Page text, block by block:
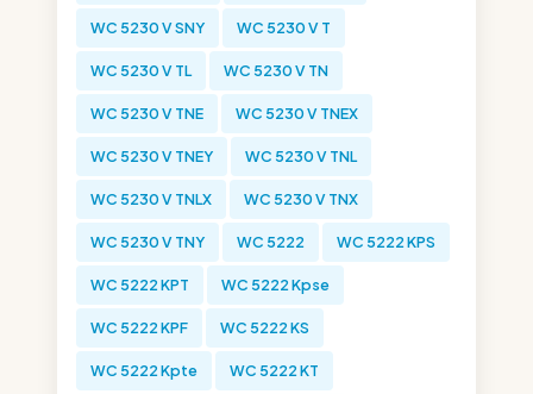
WC 5230 V SNY WC 5230 V T
WC 5230 V TL WC 5230 V TN
WC 5230 V TNE WC 5230 V TNEX
WC 5230 V TNEY WC 5230 V TNL
WC 5230 V TNLX WC 5230 V TNX
WC 5230 V TNY WC 5222 WC 5222 KPS
WC 5222 KPT WC 5222 Kpse
WC 5222 KPF WC 5222 KS
WC 5222 Kpte WC 5222 KT